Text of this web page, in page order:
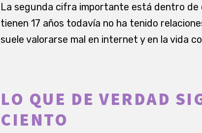
La segunda cifra importante está dentro de
tienen 17 años todavía no ha tenido
suele valorarse mal en internet y en la vida
LO QUE DE VERDAD
CIENTO